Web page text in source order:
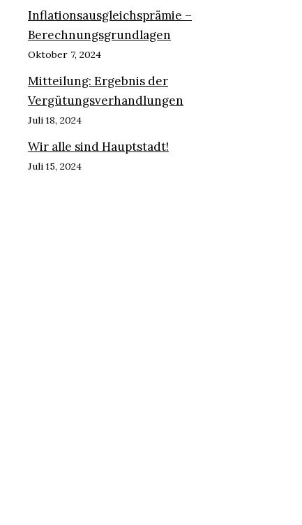
Inflationsausgleichsprämie –
Berechnungsgrundlagen
Oktober 7, 2024
Mitteilung: Ergebnis der
Vergütungsverhandlungen
Juli 18, 2024
Wir alle sind Hauptstadt!
Juli 15, 2024